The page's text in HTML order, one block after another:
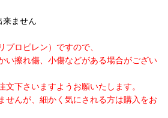
来ません
ロピレン）ですので、
い擦れ傷、小傷などがある場合がござい
文下さいますようお願いたします。
せんが、細かく気にされる方は購入をお